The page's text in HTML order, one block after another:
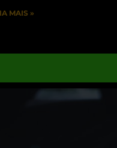
MAIS »